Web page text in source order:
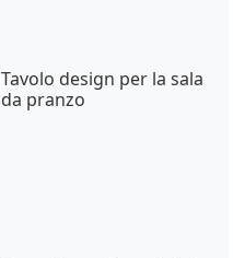
Tavolo design per la sala
da pranzo